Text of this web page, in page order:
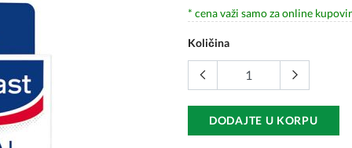
* cena važi samo za online
Količina
DODAJTE U KORPU